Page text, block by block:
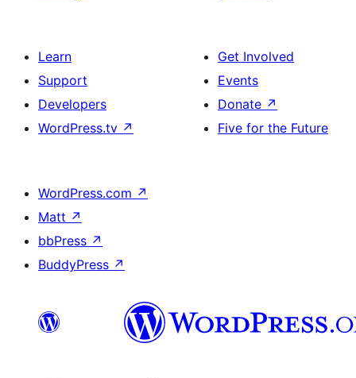
Learn
Support
Developers
WordPress.tv ↗
Get Involved
Events
Donate ↗
Five for the Future
WordPress.com ↗
Matt ↗
bbPress ↗
BuddyPress ↗